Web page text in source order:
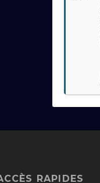
RAPIDES